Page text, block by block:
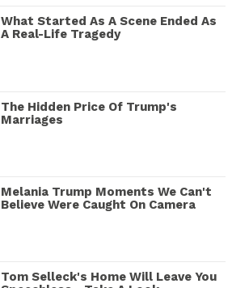
What Started As A Scene Ended As
A Real-Life Tragedy
The Hidden Price Of Trump's
Marriages
Melania Trump Moments We Can't
Believe Were Caught On Camera
Tom Selleck's Home Will Leave You